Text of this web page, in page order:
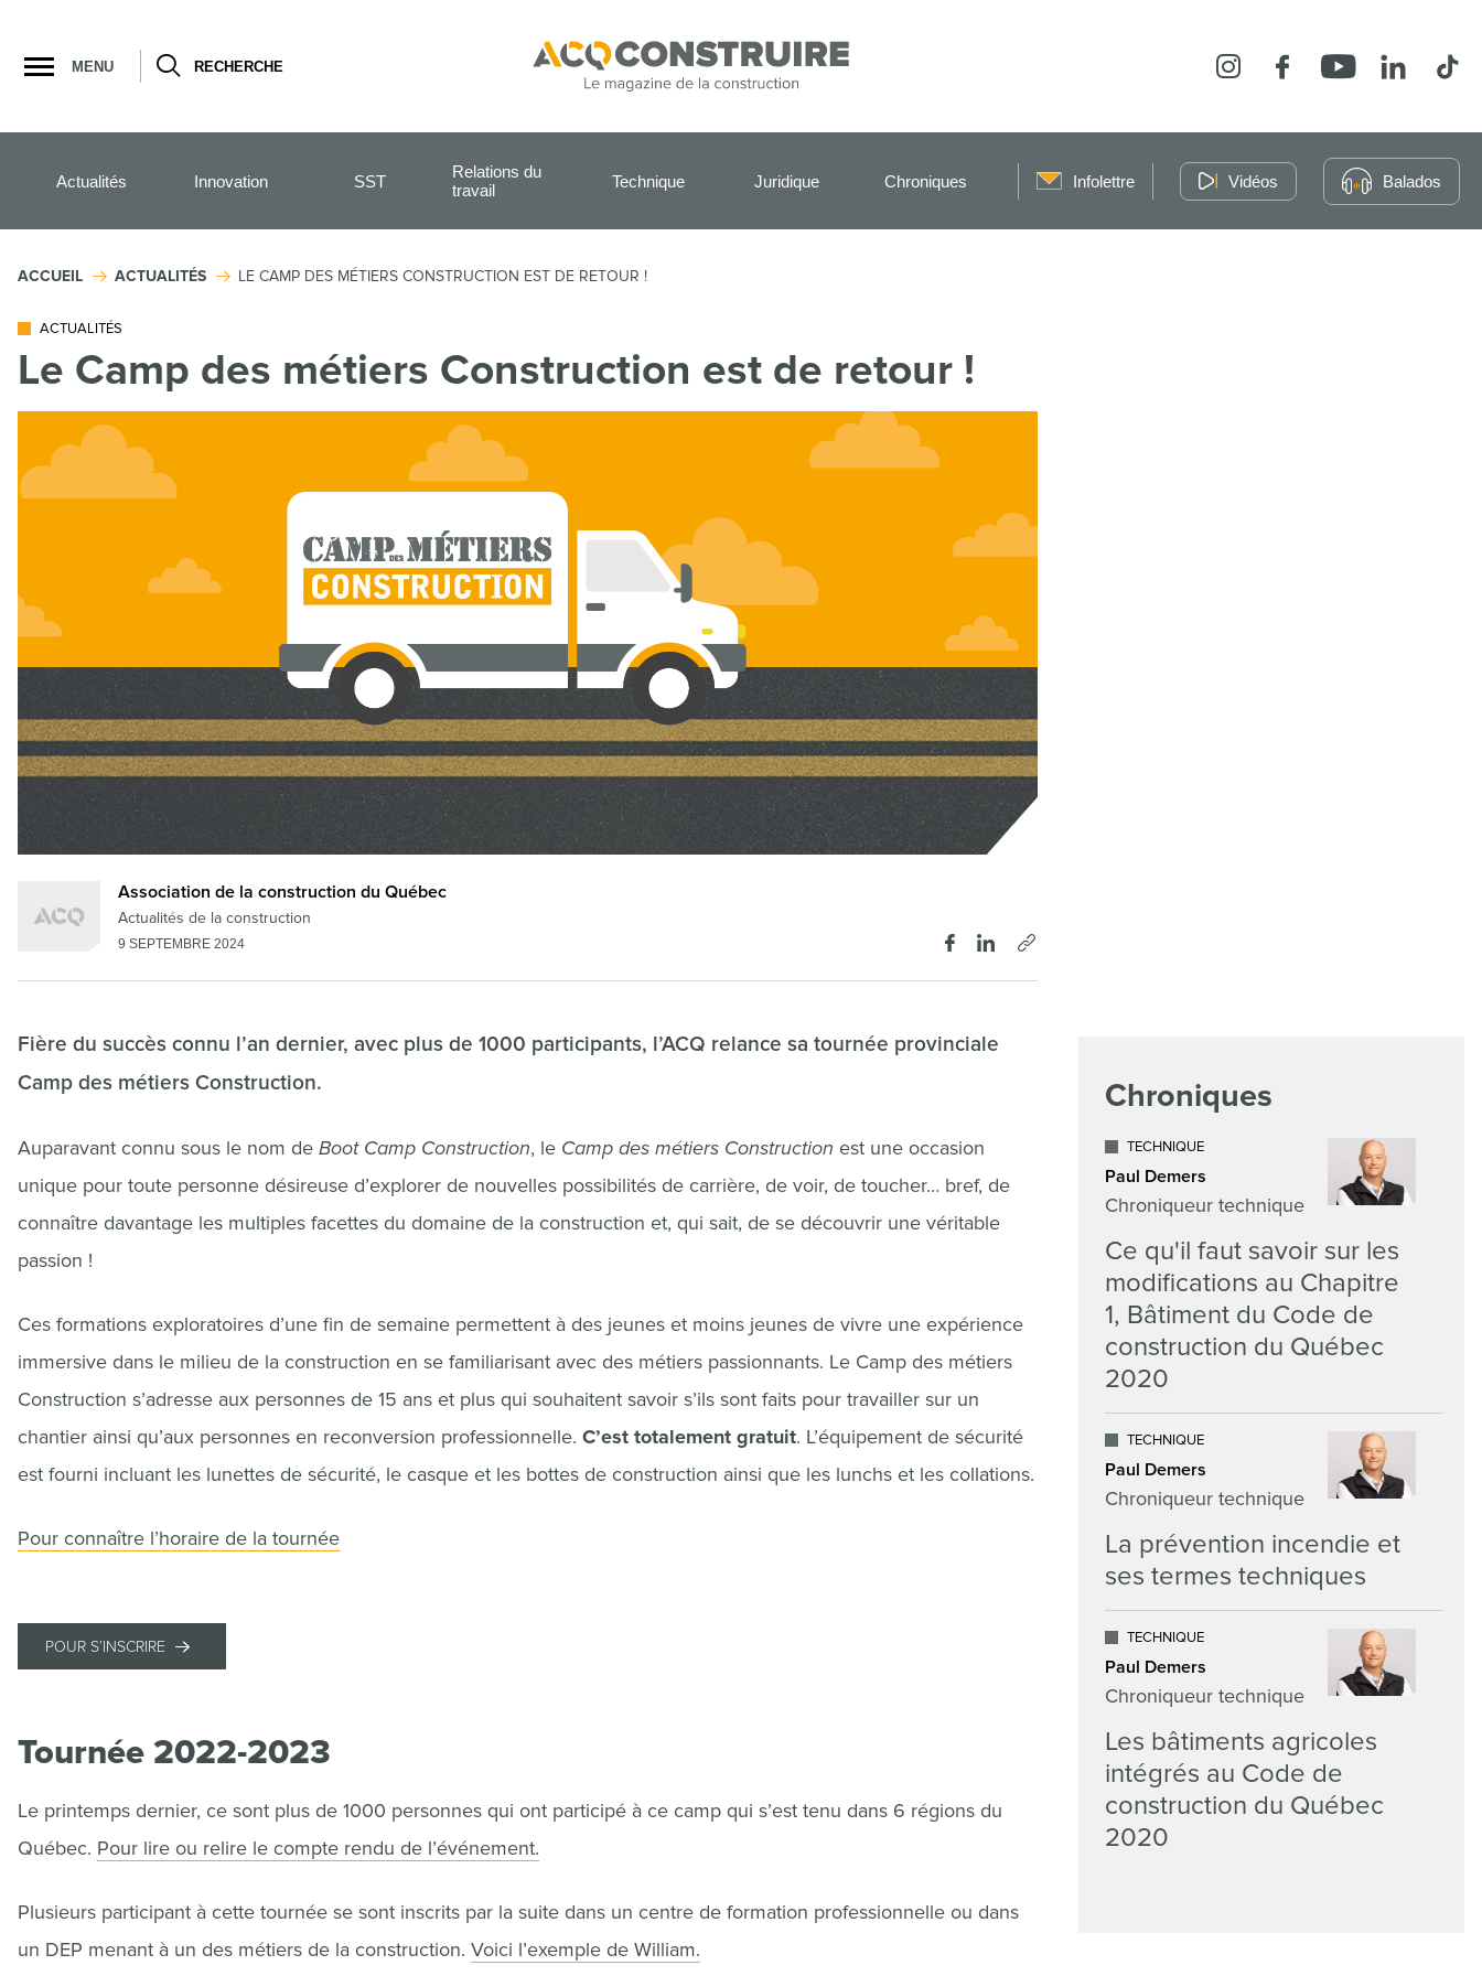
la
navigation
MENU RECHERCHE InstagramFacebookYouTubeLinkedIn
Actualités Innovation SST
Relations du
travail
Technique Juridique Chroniques Infolettre Vidéos Balados
ACCUEIL ACTUALITÉS LE CAMP DES MÉTIERS CONSTRUCTION EST DE RETOUR !
ACTUALITÉS
Le Camp des métiers Construction est de retour !
Association de la construction du Québec
Actualités de la construction
9 SEPTEMBRE 2024
Fière du succès connu l’an dernier, avec plus de 1000 participants, l’ACQ relance sa tournée provinciale
Camp des métiers Construction.
Auparavant connu sous le nom de Boot Camp Construction, le Camp des métiers Construction est une occasion
unique pour toute personne désireuse d’explorer de nouvelles possibilités de carrière, de voir, de toucher… bref, de
connaître davantage les multiples facettes du domaine de la construction et, qui sait, de se découvrir une véritable
passion !
Ces formations exploratoires d’une fin de semaine permettent à des jeunes et moins jeunes de vivre une expérience
immersive dans le milieu de la construction en se familiarisant avec des métiers passionnants. Le Camp des métiers
Construction s’adresse aux personnes de 15 ans et plus qui souhaitent savoir s’ils sont faits pour travailler sur un
chantier ainsi qu’aux personnes en reconversion professionnelle. C’est totalement gratuit. L’équipement de sécurité
est fourni incluant les lunettes de sécurité, le casque et les bottes de construction ainsi que les lunchs et les collations.
Pour connaître l’horaire de la tournée
POUR S’INSCRIRE
Tournée 2022-2023
Le printemps dernier, ce sont plus de 1000 personnes qui ont participé à ce camp qui s’est tenu dans 6 régions du
Québec. Pour lire ou relire le compte rendu de l’événement.
Plusieurs participant à cette tournée se sont inscrits par la suite dans un centre de formation professionnelle ou dans
un DEP menant à un des métiers de la construction. Voici l’exemple de William.
Chroniques
TECHNIQUE
Paul Demers
Chroniqueur technique
Ce qu'il faut savoir sur les
modifications au Chapitre
1, Bâtiment du Code de
construction du Québec
2020
TECHNIQUE
Paul Demers
Chroniqueur technique
La prévention incendie et
ses termes techniques
TECHNIQUE
Paul Demers
Chroniqueur technique
Les bâtiments agricoles
intégrés au Code de
construction du Québec
2020